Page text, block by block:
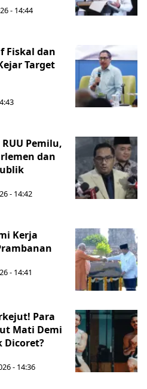
- 14:44
Fiskal dan
Target
Pemilu,
dan
- 14:42
Kerja
- 14:41
Para
Mati Demi
Dicoret?
- 14:36